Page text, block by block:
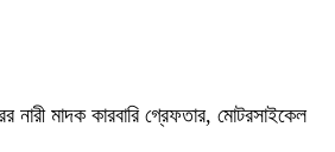
নারী মাদক কারবারি গ্রেফতার, মোটরসাইকেল